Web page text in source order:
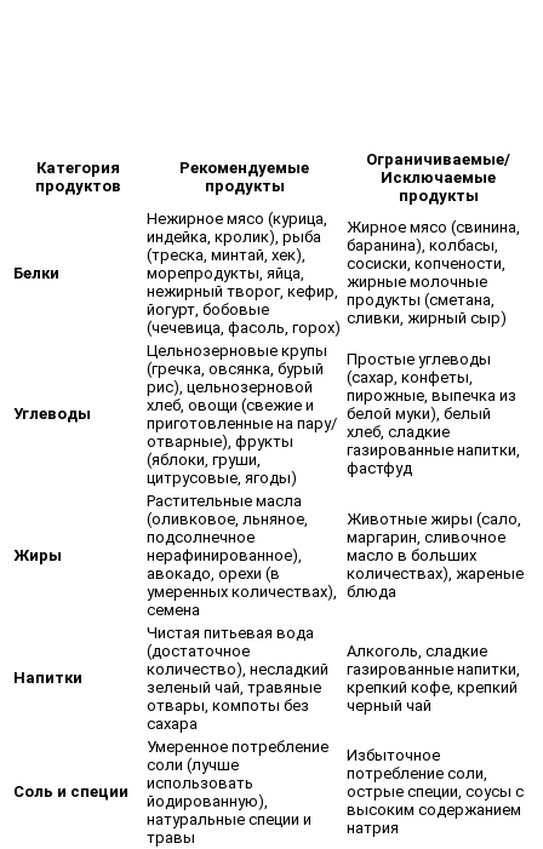
Категория
продуктов
Рекомендуемые
продукты
Ограничиваемые/
Исключаемые
продукты
Белки
Нежирное мясо (курица,
индейка, кролик), рыба
(треска, минтай, хек),
морепродукты, яйца,
нежирный творог, кефир,
йогурт, бобовые
(чечевица, фасоль, горох)
Жирное мясо (свинина,
баранина), колбасы,
сосиски, копчености,
жирные молочные
продукты (сметана,
сливки, жирный сыр)
Углеводы
Цельнозерновые крупы
(гречка, овсянка, бурый
рис), цельнозерновой
хлеб, овощи (свежие и
приготовленные на пару/
отварные), фрукты
(яблоки, груши,
цитрусовые, ягоды)
Простые углеводы
(сахар, конфеты,
пирожные, выпечка из
белой муки), белый
хлеб, сладкие
газированные напитки,
фастфуд
Жиры
Растительные масла
(оливковое, льняное,
подсолнечное
нерафинированное),
авокадо, орехи (в
умеренных количествах),
семена
Животные жиры (сало,
маргарин, сливочное
масло в больших
количествах), жареные
блюда
Напитки
Чистая питьевая вода
(достаточное
количество), несладкий
зеленый чай, травяные
отвары, компоты без
сахара
Алкоголь, сладкие
газированные напитки,
крепкий кофе, крепкий
черный чай
Соль и специи
Умеренное потребление
соли (лучше
использовать
йодированную),
натуральные специи и
травы
Избыточное
потребление соли,
острые специи, соусы с
высоким содержанием
натрия